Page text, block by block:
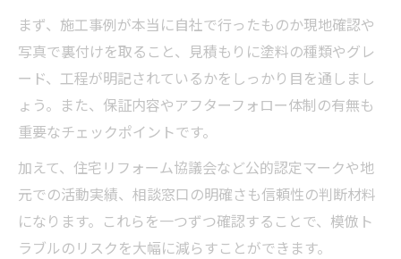
まず、施工事例が本当に自社で行ったものか現地確認や
写真で裏付けを取ること、見積もりに塗料の種類やグレ
ード、工程が明記されているかをしっかり目を通しまし
ょう。また、保証内容やアフターフォロー体制の有無も
重要なチェックポイントです。
加えて、住宅リフォーム協議会など公的認定マークや地
元での活動実績、相談窓口の明確さも信頼性の判断材料
になります。これらを一つずつ確認することで、模倣ト
ラブルのリスクを大幅に減らすことができます。